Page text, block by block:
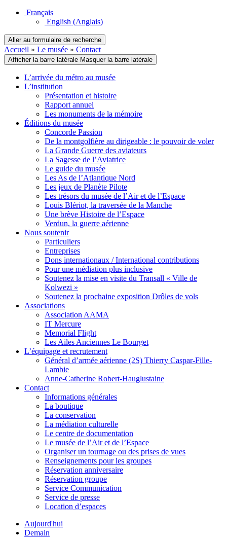
Français
English (Anglais)
Aller au formulaire de recherche
Accueil » Le musée » Contact
Afficher la barre latérale Masquer la barre latérale
L’arrivée du métro au musée
L’institution
Présentation et histoire
Rapport annuel
Les monuments de la mémoire
Éditions du musée
Concorde Passion
De la montgolfière au dirigeable : le pouvoir de voler
La Grande Guerre des aviateurs
La Sagesse de l’Aviatrice
Le guide du musée
Les As de l’Atlantique Nord
Les jeux de Planète Pilote
Les trésors du musée de l’Air et de l’Espace
Louis Blériot, la traversée de la Manche
Une brève Histoire de l’Espace
Verdun, la guerre aérienne
Nous soutenir
Particuliers
Entreprises
Dons internationaux / International contributions
Pour une médiation plus inclusive
Soutenez la mise en visite du Transall « Ville de
Kolwezi »
Soutenez la prochaine exposition Drôles de vols
Associations
Association AAMA
IT Mercure
Memorial Flight
Les Ailes Anciennes Le Bourget
L’équipage et recrutement
Général d’armée aérienne (2S) Thierry Caspar-Fille-
Lambie
Anne-Catherine Robert-Hauglustaine
Contact
Informations générales
La boutique
La conservation
La médiation culturelle
Le centre de documentation
Le musée de l’Air et de l’Espace
Organiser un tournage ou des prises de vues
Renseignements pour les groupes
Réservation anniversaire
Réservation groupe
Service Communication
Service de presse
Location d’espaces
Aujourd'hui
Demain